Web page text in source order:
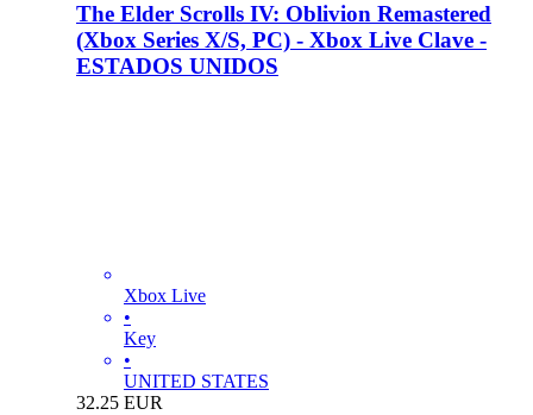
The Elder Scrolls IV: Oblivion Remastered
(Xbox Series X/S, PC) - Xbox Live Clave -
ESTADOS UNIDOS
Xbox Live
•
Key
•
UNITED STATES
32.25 EUR